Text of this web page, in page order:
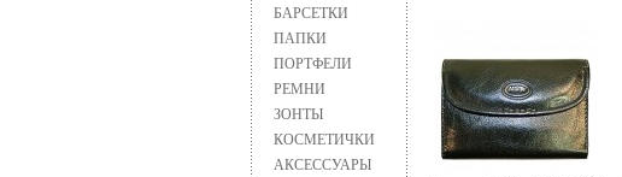
БАРСЕТКИ
ПАПКИ
ПОРТФЕЛИ
РЕМНИ
ЗОНТЫ
КОСМЕТИЧКИ
АКСЕССУАРЫ